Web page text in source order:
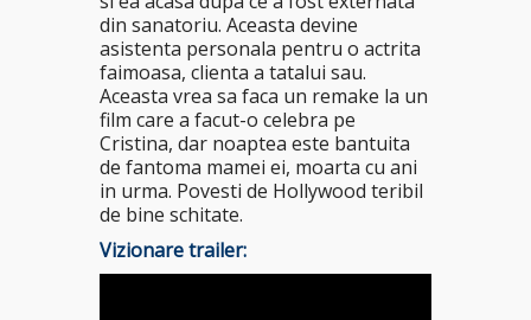
din sanatoriu. Aceasta devine
asistenta personala pentru o actrita
faimoasa, clienta a tatalui sau.
Aceasta vrea sa faca un remake la un
film care a facut-o celebra pe
Cristina, dar noaptea este bantuita
de fantoma mamei ei, moarta cu ani
in urma. Povesti de Hollywood teribil
de bine schitate.
Vizionare trailer: